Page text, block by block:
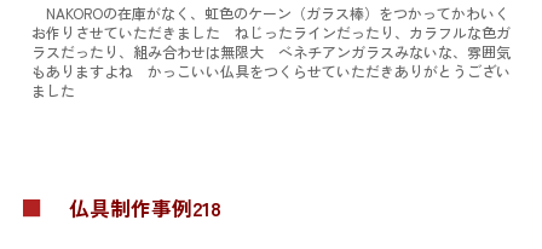
NAKOROの在庫がなく、虹色のケーン（ガラス棒）をつかってかわいく
お作りさせていただきました ねじったラインだったり、カラフルな色ガ
ラスだったり、組み合わせは無限大 ベネチアンガラスみないな、雰囲気
もありますよね かっこいい仏具をつくらせていただきありがとうござい
ました
■ 仏具制作事例218